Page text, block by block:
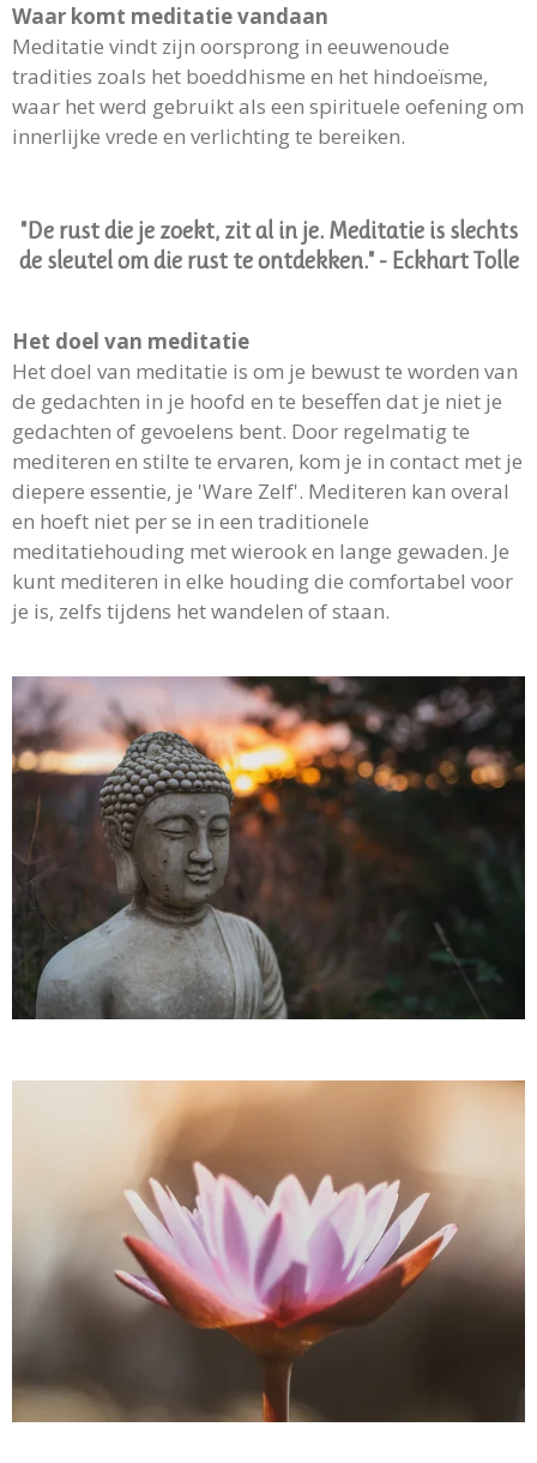
Waar komt meditatie vandaan
Meditatie vindt zijn oorsprong in eeuwenoude
tradities zoals het boeddhisme en het hindoeïsme,
waar het werd gebruikt als een spirituele oefening om
innerlijke vrede en verlichting te bereiken.
"De rust die je zoekt, zit al in je. Meditatie is slechts
de sleutel om die rust te ontdekken." - Eckhart Tolle
Het doel van meditatie
Het doel van meditatie is om je bewust te worden van
de gedachten in je hoofd en te beseffen dat je niet je
gedachten of gevoelens bent. Door regelmatig te
mediteren en stilte te ervaren, kom je in contact met je
diepere essentie, je 'Ware Zelf'. Mediteren kan overal
en hoeft niet per se in een traditionele
meditatiehouding met wierook en lange gewaden. Je
kunt mediteren in elke houding die comfortabel voor
je is, zelfs tijdens het wandelen of staan.